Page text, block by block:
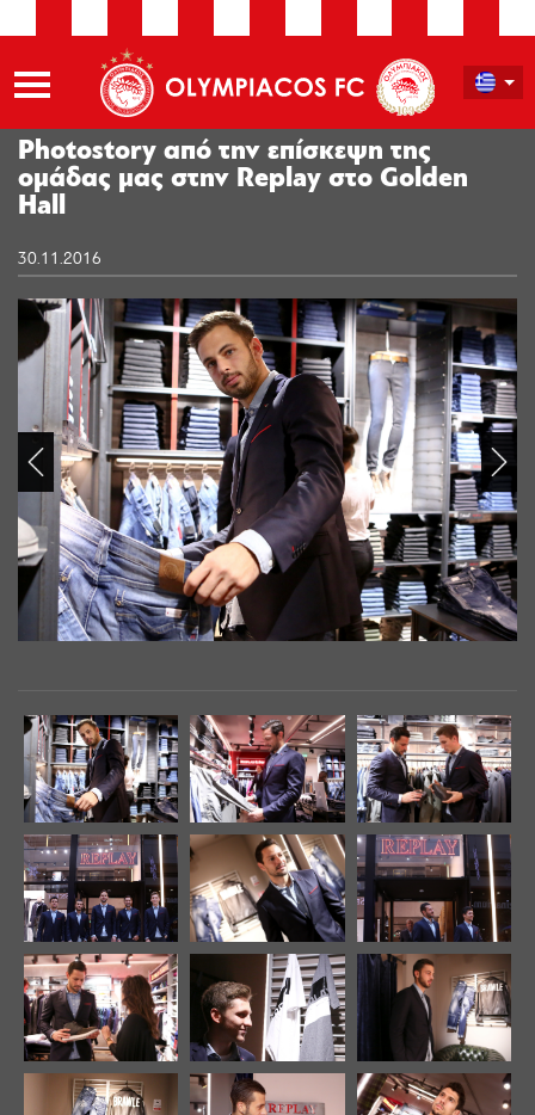
Photostory από την επίσκεψη της
ομάδας μας στην Replay στο Golden
Hall
30.11.2016